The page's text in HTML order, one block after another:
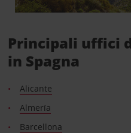
Principali uffici
in Spagna
Alicante
Almería
Barcellona